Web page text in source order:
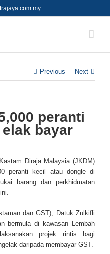
Previous Next
peranti
bayar
Diraja Malaysia (JKDM)
peranti kecil atau dongle di
barang dan perkhidmatan
dan GST), Datuk Zulkifli
bermula di kawasan Lembah
projek rintis bagi
daripada membayar GST.